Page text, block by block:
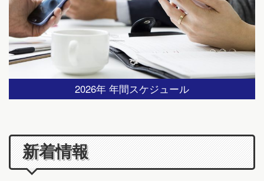
2026年 年間スケジュール
新着情報